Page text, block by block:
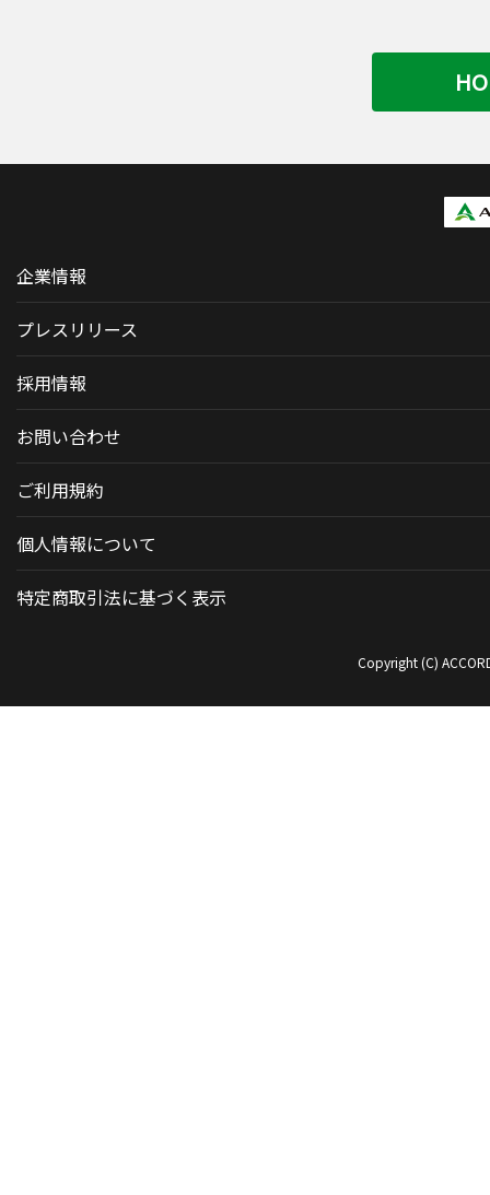
企業情報
プレスリリース
採用情報
お問い合わせ
ご利用規約
個人情報について
特定商取引法に基づく表示
Copyright (C)